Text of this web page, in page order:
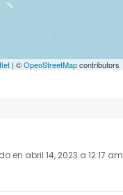
| ©OpenStreetMapcontributors
en abril 14, 2023 a 12:17 am